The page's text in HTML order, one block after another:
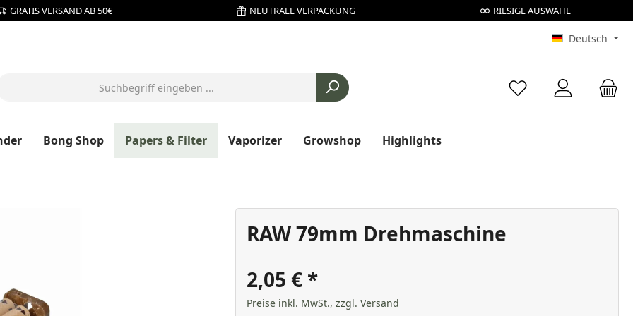
GRATIS VERSAND AB 50€ NEUTRALE VERPACKUNG RIESIGE AUSWAHL
Deutsch
Du hast 0 Produkte
Bong Shop Papers & Filter Vaporizer Growshop Highlights
RAW 79mm Drehmaschine
2,05 €
Preise inkl. MwSt., zzgl. Versand